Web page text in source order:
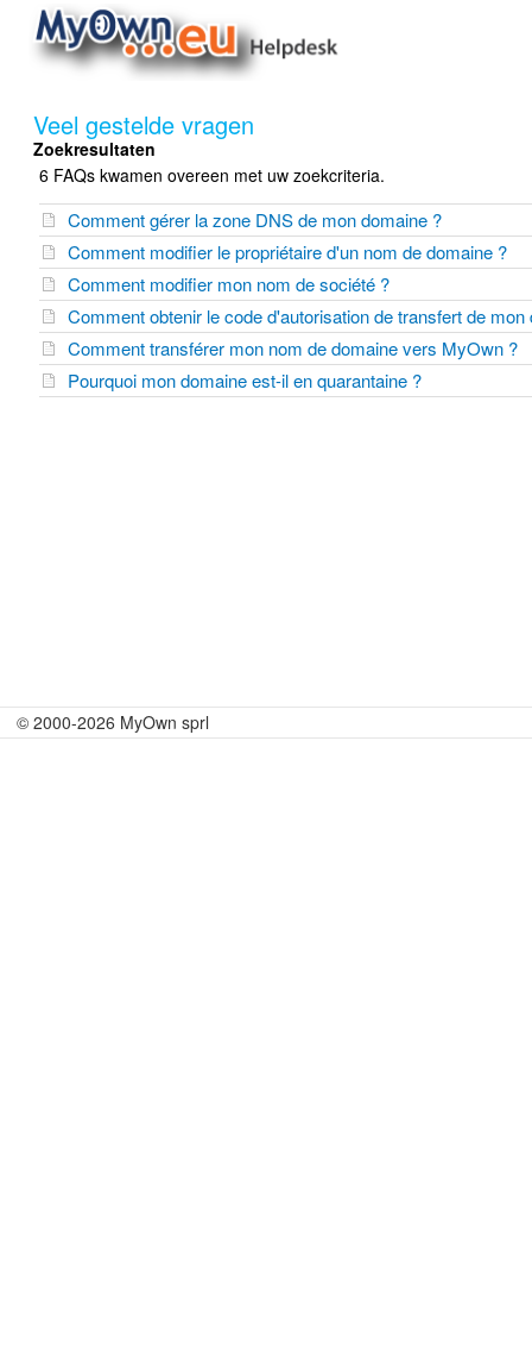
Veel gestelde vragen
Zoekresultaten
6 FAQs kwamen overeen met uw zoekcriteria.
Comment gérer la zone DNS de mon domaine ?
Comment modifier le propriétaire d'un nom de domaine ?
Comment modifier mon nom de société ?
Comment obtenir le code d'autorisation de transfert de mon
Comment transférer mon nom de domaine vers MyOwn ?
Pourquoi mon domaine est-il en quarantaine ?
© 2000-2026 MyOwn sprl